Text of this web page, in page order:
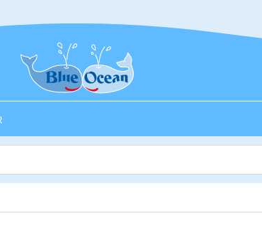
Startseite